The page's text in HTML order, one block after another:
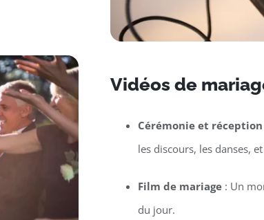
Vidéos de
Cérémonie et réception
les discours, les danses,
Film de mariage : Un
du jour.